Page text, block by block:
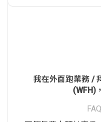
我在外面跑業務 /
(WFH)